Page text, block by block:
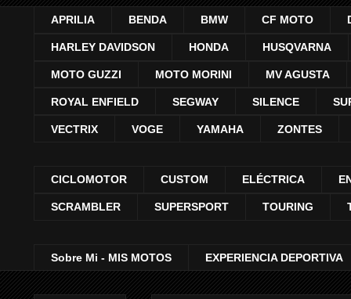
APRILIA BENDA BMW CF MOTO
HARLEY DAVIDSON HONDA HUSQVARNA
MOTO GUZZI MOTO MORINI MV AGUSTA
ROYAL ENFIELD SEGWAY SILENCE
VECTRIX VOGE YAMAHA ZONTES
CICLOMOTOR CUSTOM ELÉCTRICA
SCRAMBLER SUPERSPORT TOURING
Sobre Mi - MIS MOTOS EXPERIENCIA DEPORTIVA